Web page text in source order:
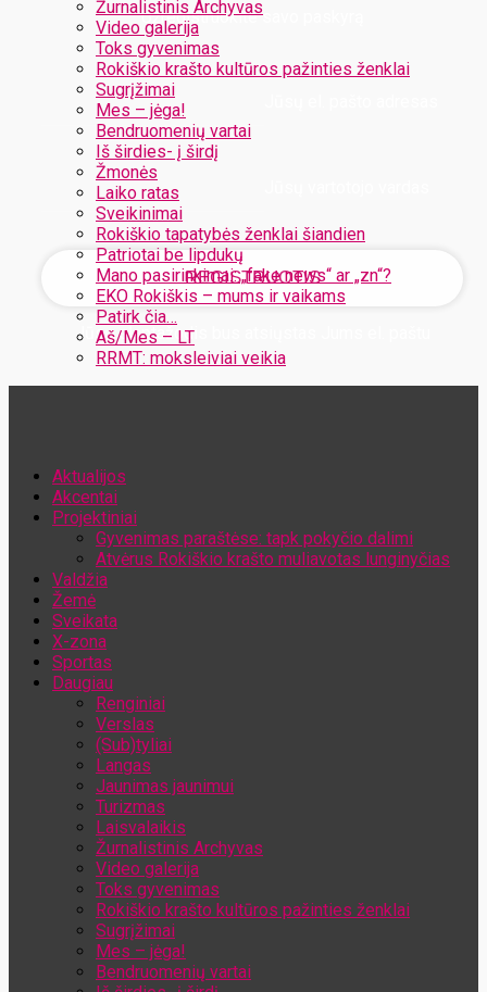
Žurnalistinis Archyvas
Video galerija
Toks gyvenimas
Rokiškio krašto kultūros pažinties ženklai
Sugrįžimai
Mes – jėga!
Bendruomenių vartai
Iš širdies- į širdį
Žmonės
Laiko ratas
Sveikinimai
Rokiškio tapatybės ženklai šiandien
Patriotai be lipdukų
Mano pasirinkimai: „fake news“ ar „zn“?
EKO Rokiškis – mums ir vaikams
Patirk čia…
Aš/Mes – LT
RRMT: moksleiviai veikia
Užregistruokite savo paskyrą
Jūsų slaptažodis bus atsiųstas Jums el. paštu
Aktualijos
Akcentai
Projektiniai
Gyvenimas paraštėse: tapk pokyčio dalimi
Atvėrus Rokiškio krašto muliavotas lunginyčias
Valdžia
Žemė
Sveikata
X-zona
Sportas
Daugiau
Renginiai
Verslas
(Sub)tyliai
Langas
Jaunimas jaunimui
Turizmas
Laisvalaikis
Žurnalistinis Archyvas
Video galerija
Toks gyvenimas
Rokiškio krašto kultūros pažinties ženklai
Sugrįžimai
Mes – jėga!
Bendruomenių vartai